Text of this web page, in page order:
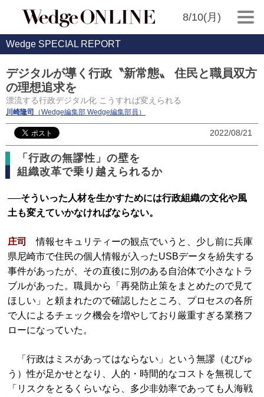
8/10(月)
Wedge SPECIAL REPORT
デジタルが導く行政〝新常態〟 住民と職員双方
の理想追求を
漂流する行政デジタル化 こうすれば変えられる
川崎隆司 （Wedge編集部 Wedge編集部員）
2022/08/21
「行政の無謬性」の壁を
組織改革で乗り越えられるか
──そういった人材を生かすためには行政組織の文化や風
土も変えていかなければならない。
庄司
情報セキュリティーの観点でいうと、少し前に兵庫
県尼崎市で住民の個人情報が入ったUSBデータを紛失する
事件があったが、その直後に別のある自治体で小さなトラ
ブルがあった。職員から「再発防止策をまとめたので見て
ほしい」と頼まれたので確認したところ、プロセスの各所
で人によるチェック機会を増やしており厳重すぎる業務フ
ローになっていた。
「行政はミスがあってはならない」という無謬（むびゅ
う）性が足かせとなり、人的・時間的なコストを無視して
「リスクをとるくらいなら、多少非効率であっても人海戦